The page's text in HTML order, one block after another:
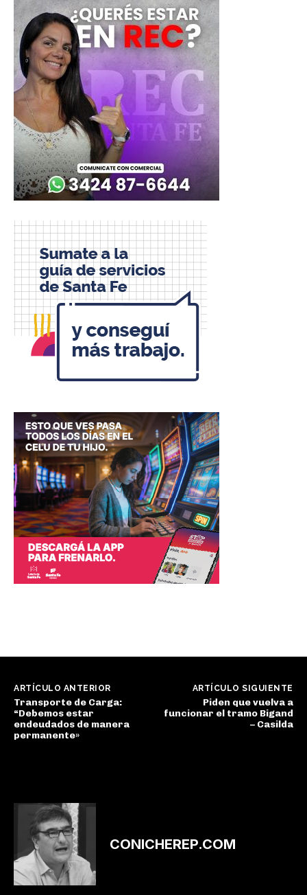
ARTÍCULO ANTERIOR
Transporte de Carga:
“Debemos estar
endeudados de manera
permanente»
ARTÍCULO SIGUIENTE
Piden que vuelva a
funcionar el tramo Bigand
– Casilda
CONICHEREP.COM